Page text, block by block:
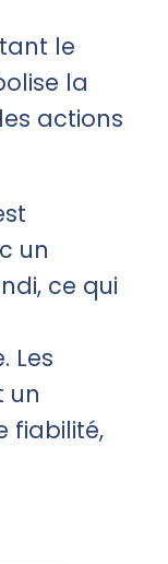
le
la
actions
un
ce qui
Les
un
fiabilité,